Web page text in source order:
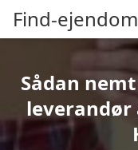
Find-
Sådan
leverandør